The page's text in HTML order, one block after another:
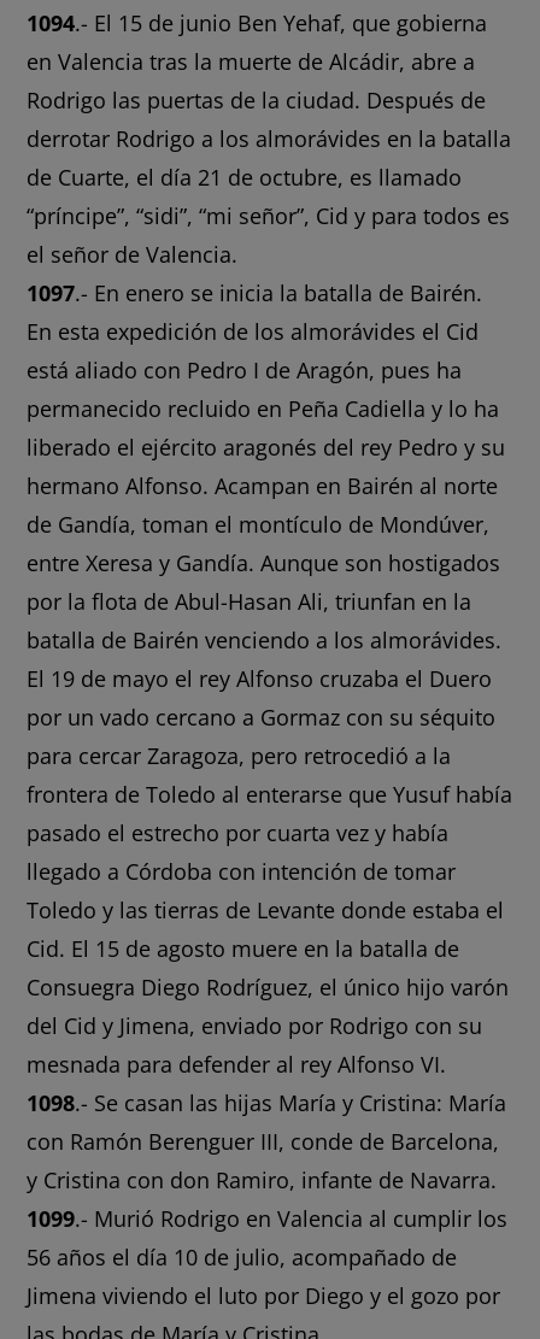
1094.- El 15 de junio Ben Yehaf, que gobierna
en Valencia tras la muerte de Alcádir, abre a
Rodrigo las puertas de la ciudad. Después de
derrotar Rodrigo a los almorávides en la batalla
de Cuarte, el día 21 de octubre, es llamado
“príncipe”, “sidi”, “mi señor”, Cid y para todos es
el señor de Valencia.
1097.- En enero se inicia la batalla de Bairén.
En esta expedición de los almorávides el Cid
está aliado con Pedro I de Aragón, pues ha
permanecido recluido en Peña Cadiella y lo ha
liberado el ejército aragonés del rey Pedro y su
hermano Alfonso. Acampan en Bairén al norte
de Gandía, toman el montículo de Mondúver,
entre Xeresa y Gandía. Aunque son hostigados
por la flota de Abul-Hasan Ali, triunfan en la
batalla de Bairén venciendo a los almorávides.
El 19 de mayo el rey Alfonso cruzaba el Duero
por un vado cercano a Gormaz con su séquito
para cercar Zaragoza, pero retrocedió a la
frontera de Toledo al enterarse que Yusuf había
pasado el estrecho por cuarta vez y había
llegado a Córdoba con intención de tomar
Toledo y las tierras de Levante donde estaba el
Cid. El 15 de agosto muere en la batalla de
Consuegra Diego Rodríguez, el único hijo varón
del Cid y Jimena, enviado por Rodrigo con su
mesnada para defender al rey Alfonso VI.
1098.- Se casan las hijas María y Cristina: María
con Ramón Berenguer III, conde de Barcelona,
y Cristina con don Ramiro, infante de Navarra.
1099.- Murió Rodrigo en Valencia al cumplir los
56 años el día 10 de julio, acompañado de
Jimena viviendo el luto por Diego y el gozo por